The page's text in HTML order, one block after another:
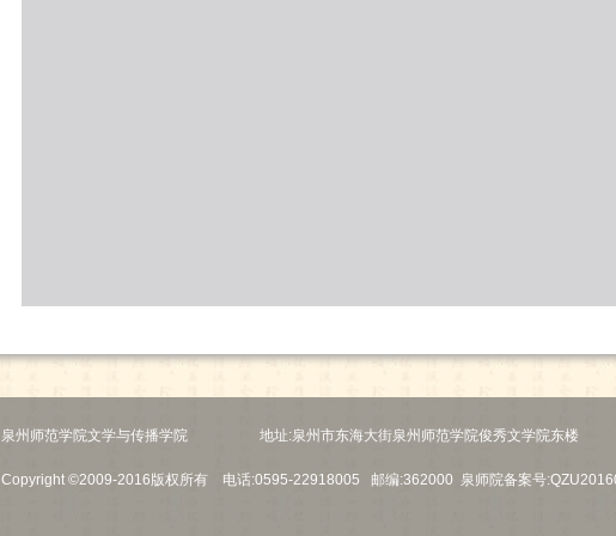
泉州师范学院文学与传播学院 地址:泉州市东海大街泉州师范学院俊秀文学院东楼
Copyright ©2009-2016版权所有 电话:0595-22918005 邮编:362000 泉师院备案号